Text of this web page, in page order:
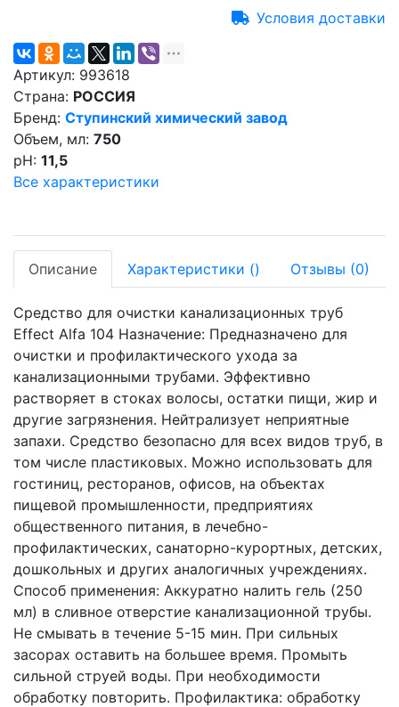
Условия доставки
Артикул: 993618
Страна: РОССИЯ
Бренд: Ступинский химический завод
Объем, мл: 750
pH: 11,5
Все характеристики
Описание Характеристики () Отзывы (0)
Средство для очистки канализационных труб
Effect Alfa 104 Назначение: Предназначено для
очистки и профилактического ухода за
канализационными трубами. Эффективно
растворяет в стоках волосы, остатки пищи, жир и
другие загрязнения. Нейтрализует неприятные
запахи. Средство безопасно для всех видов труб, в
том числе пластиковых. Можно использовать для
гостиниц, ресторанов, офисов, на объектах
пищевой промышленности, предприятиях
общественного питания, в лечебно-
профилактических, санаторно-курортных, детских,
дошкольных и других аналогичных учреждениях.
Способ применения: Аккуратно налить гель (250
мл) в сливное отверстие канализационной трубы.
Не смывать в течение 5-15 мин. При сильных
засорах оставить на большее время. Промыть
сильной струей воды. При необходимости
обработку повторить. Профилактика: обработку